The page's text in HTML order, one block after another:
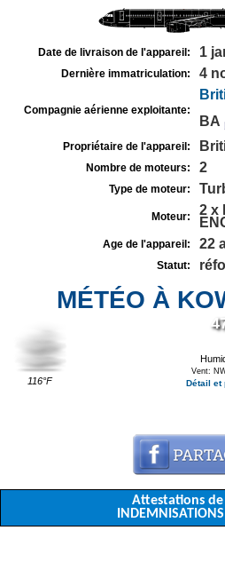
Date de livraison de l'appareil: 1
Dernière immatriculation: 4
Compagnie aérienne exploitante:
BA
Propriétaire de l'appareil:
Nombre de moteurs: 2
Type de moteur:
Moteur:
2 x
Age de l'appareil: 22
Statut:
MÉTÉO À
116°F
Vent:
Détail et
Attestations